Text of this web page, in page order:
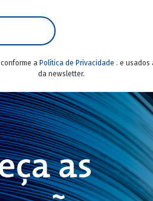
a Política de Privacidade . e usados
da newsletter.